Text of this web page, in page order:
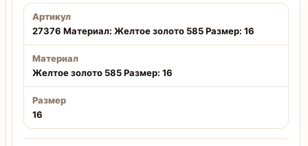
Артикул
27376 Материал: Желтое золото 585 Размер: 16
Материал
Желтое золото 585 Размер: 16
Размер
16